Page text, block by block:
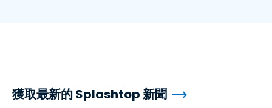
獲取最新的 Splashtop 新聞